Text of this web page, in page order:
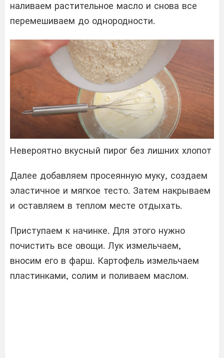
наливаем растительное масло и снова все
перемешиваем до однородности.
Невероятно вкусный пирог без лишних хлопот
Далее добавляем просеянную муку, создаем
эластичное и мягкое тесто. Затем накрываем
и оставляем в теплом месте отдыхать.
Приступаем к начинке. Для этого нужно
почистить все овощи. Лук измельчаем,
вносим его в фарш. Картофель измельчаем
пластинками, солим и поливаем маслом.